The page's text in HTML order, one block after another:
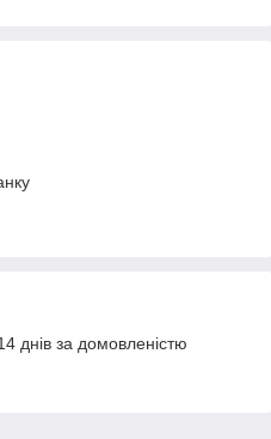
днів за домовленістю